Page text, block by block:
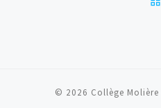
© 2026 Collège Molière